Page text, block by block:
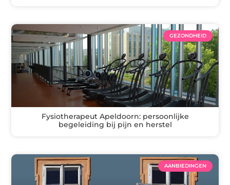
GEZONDHEID
Fysiotherapeut Apeldoorn: persoonlijke
begeleiding bij pijn en herstel
AANBIEDINGEN